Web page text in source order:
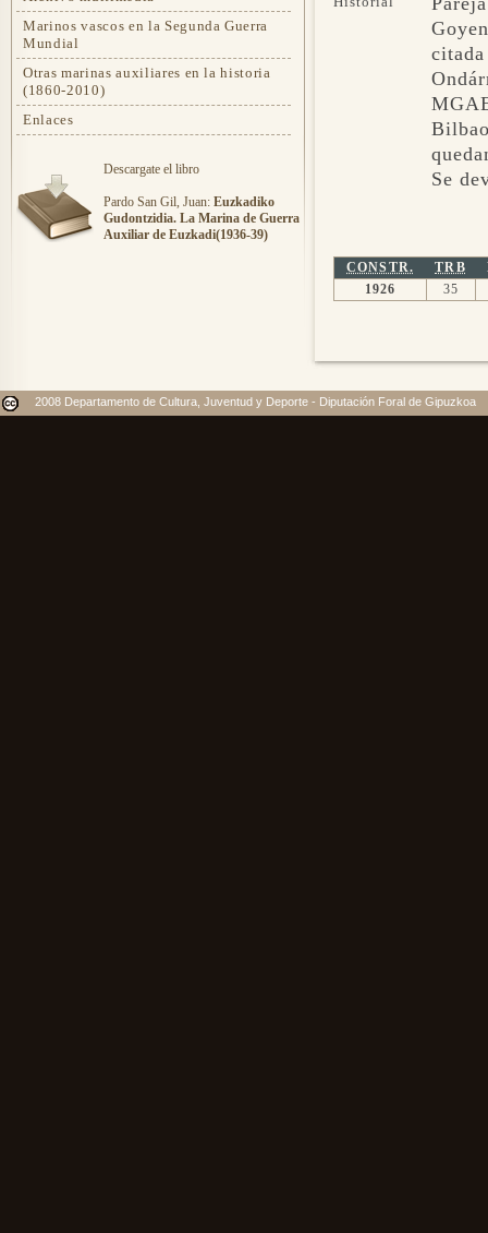
Marinos vascos en la Segunda Guerra
Mundial
Otras marinas auxiliares en la historia
(1860-2010)
Enlaces
Descargate el libro
Pardo San Gil, Juan:Euzkadiko
Gudontzidia. La Marina de Guerra
Auxiliar de Euzkadi(1936-39)
Se
CONSTR. TRB
1926
35
2008 Departamento de Cultura, Juventud y Deporte - Diputación Foral de Gipuzkoa